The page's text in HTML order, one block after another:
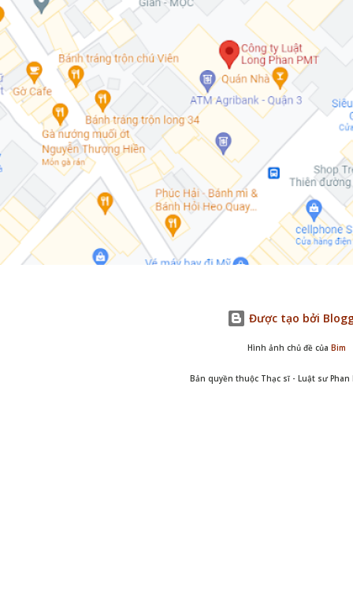
Được tạo bởi
Hình ảnh chủ đề của Bim
Bản quyền thuộc Thạc sĩ - Luật sư Phan